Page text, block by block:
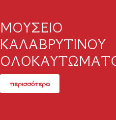
ΜΟΥΣΕΙΟ
ΚΑΛΑΒΡΥΤΙΝΟΥ
περισσότερα